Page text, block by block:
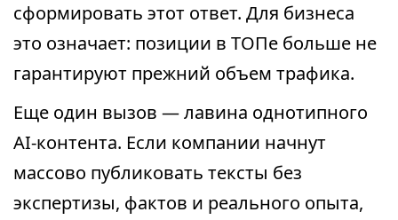
сформировать этот ответ. Для бизнеса
это означает: позиции в ТОПе больше не
гарантируют прежний объем трафика.
Еще один вызов — лавина однотипного
AI-контента. Если компании начнут
массово публиковать тексты без
экспертизы, фактов и реального опыта,